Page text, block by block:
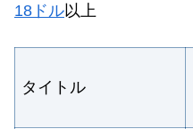
18ドル以上
タイトル